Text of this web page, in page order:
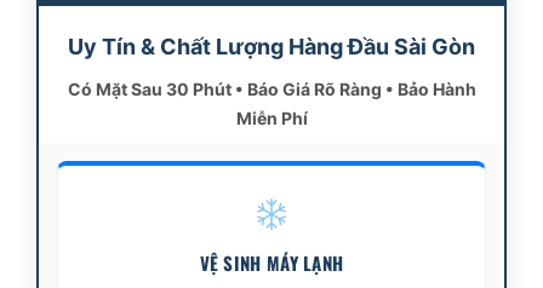
Uy Tín & Chất Lượng Hàng Đầu Sài Gòn
Có Mặt Sau 30 Phút • Báo Giá Rõ Ràng • Bảo Hành
Miễn Phí
VỆ SINH MÁY LẠNH